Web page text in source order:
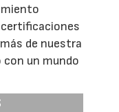
de nuestra
un mundo